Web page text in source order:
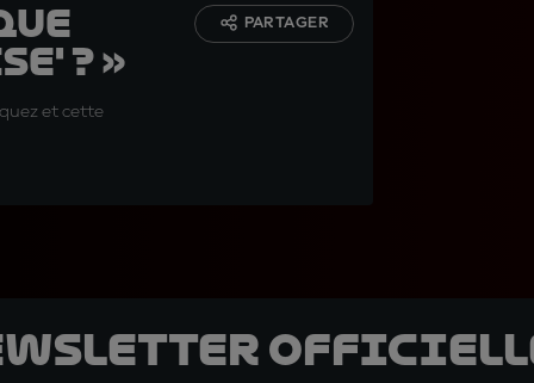
? »
et cette
PARTAGER
officielle